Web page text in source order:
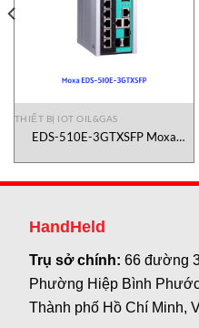
THIẾT BỊ IOT OIL&GAS
EDS-510E-3GTXSFP Moxa
HandHeld
Trụ sở chính:66 đường
Phường Hiệp Bình
Thành phố Hồ Chí Minh,